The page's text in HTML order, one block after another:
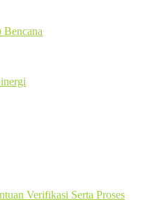
Bencana
Verifikasi Serta Proses